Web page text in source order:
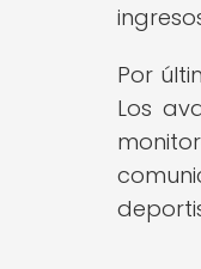
Por
Los